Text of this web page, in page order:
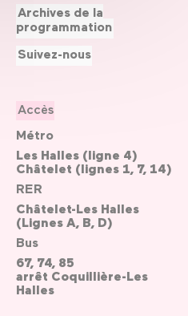
Accès
Métro
Les Halles (ligne 4)
Châtelet (lignes 1, 7, 14)
RER
Châtelet-Les Halles
(Lignes A, B, D)
Bus
67, 74, 85
arrêt Coquillière-Les
Halles
Archives de la
programmation
Suivez-nous